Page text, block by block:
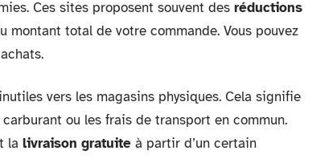
Ces sites proposent souvent des réductions
total de votre commande. Vous pouvez
vers les magasins physiques. Cela signifie
ou les frais de transport en commun.
la livraison gratuite à partir d’un certain